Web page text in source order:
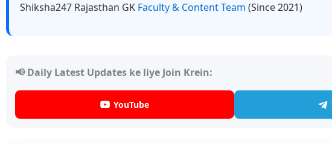
Shiksha247 Rajasthan GK Faculty & Content Team (Since 2021)
📢 Daily Latest Updates ke liye Join Krein:
YouTube